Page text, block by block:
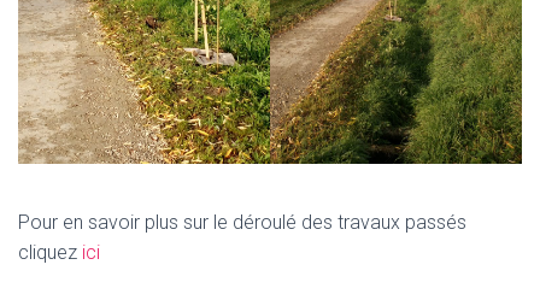
Pour en savoir plus sur le déroulé des travaux passés
cliquez ici